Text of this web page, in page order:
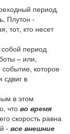
период.
Плутон -
тот, кто несет
собой период
– или,
которое
сдвиг в
в этом
что во время
скорость равна
- все внешние